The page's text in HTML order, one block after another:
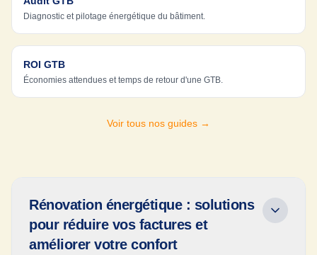
Diagnostic et pilotage énergétique du bâtiment.
ROI GTB
Économies attendues et temps de retour d'une GTB.
Voir tous nos guides →
Rénovation énergétique : solutions
pour réduire vos factures et
améliorer votre confort